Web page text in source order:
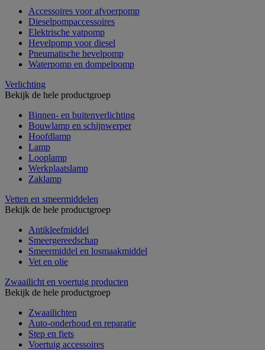
Accessoires voor afvoerpomp
Dieselpompaccessoires
Elektrische vatpomp
Hevelpomp voor diesel
Pneumatische hevelpomp
Waterpomp en dompelpomp
Verlichting
Bekijk de hele productgroep
Binnen- en buitenverlichting
Bouwlamp en schijnwerper
Hoofdlamp
Lamp
Looplamp
Werkplaatslamp
Zaklamp
Vetten en smeermiddelen
Bekijk de hele productgroep
Antikleefmiddel
Smeergereedschap
Smeermiddel en losmaakmiddel
Vet en olie
Zwaailicht en voertuig producten
Bekijk de hele productgroep
Zwaailichten
Auto-onderhoud en reparatie
Step en fiets
Voertuig accessoires